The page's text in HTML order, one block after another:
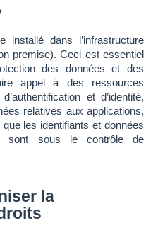
dans l’infrastructure
premise). Ceci est essentiel
des données et des
appel à des ressources
et d’identité,
relatives aux applications,
les identifiants et données
sont sous le contrôle de
la